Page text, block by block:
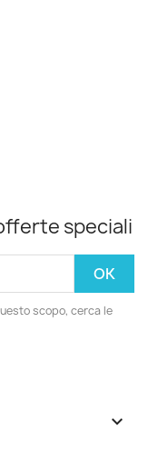
speciali
scopo, cerca le
